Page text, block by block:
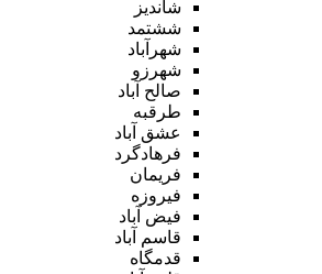
شاندیز
ششتمد
شهرآباد
شهرزو
صالح آباد
طرقبه
عشق آباد
فرهادگرد
فریمان
فیروزه
فیض آباد
قاسم آباد
قدمگاه